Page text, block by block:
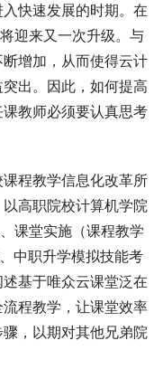
快速发展的时期。在
迎来又一次升级。与
增加，从而使得云计
出。因此，如何提高
教师必须要认真思考
程教学信息化改革所
高职院校计算机学院
课堂实施（课程教学
中职升学模拟技能考
基于唯众云课堂泛在
程教学，让课堂效率
，以期对其他兄弟院